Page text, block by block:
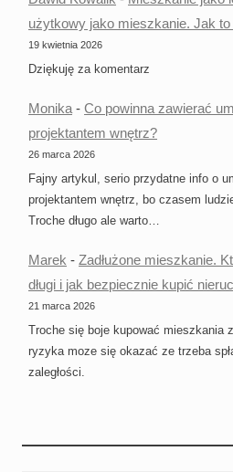
użytkowy jako mieszkanie. Jak
19 kwietnia 2026
Dziękuję za komentarz
Monika -Co powinna zawierać
projektantem wnętrz?
26 marca 2026
Fajny artykul, serio przydatne info o
projektantem wnętrz, bo czasem
Troche długo ale warto…
Marek -Zadłużone mieszkanie.
długi i jak bezpiecznie kupić
21 marca 2026
Troche się boje kupować mieszkania
ryzyka moze się okazać ze trzeba
zaległości.